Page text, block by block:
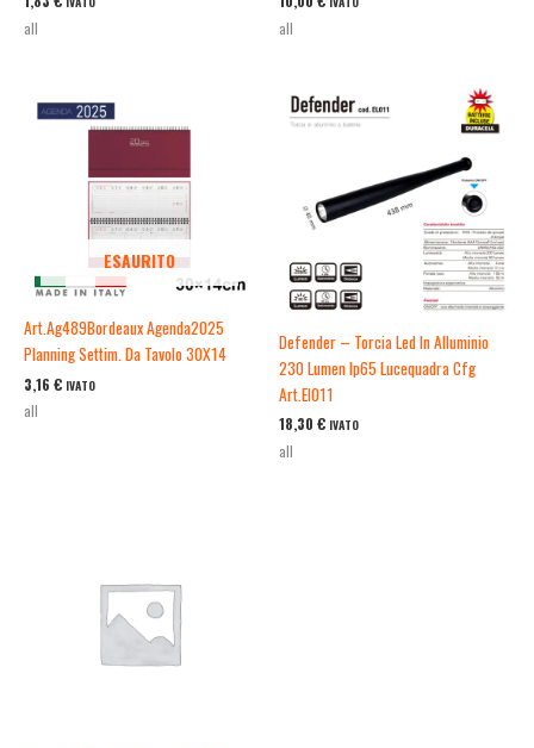
all all
ESAURITO
Art.Ag489Bordeaux Agenda2025
Planning Settim. Da Tavolo 30X14
3,16 € IVATO
all
Defender – Torcia Led In Alluminio
230 Lumen Ip65 Lucequadra Cfg
Art.El011
18,30 € IVATO
all